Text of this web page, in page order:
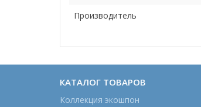
Производитель
КАТАЛОГ ТОВАРОВ
Коллекция экошпон